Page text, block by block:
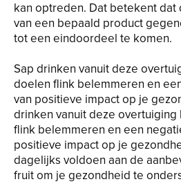
kan optreden. Dat betekent dat
van een bepaald product
tot een eindoordeel te komen.
Sap drinken vanuit deze
doelen flink belemmeren en
van positieve impact op je
drinken vanuit deze
flink belemmeren en een
positieve impact op je
dagelijks voldoen aan de
fruit om je gezondheid te